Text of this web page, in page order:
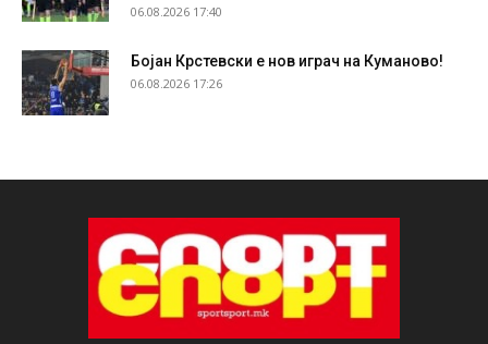
06.08.2026 17:40
Бојан Крстевски е нов играч на Куманово!
06.08.2026 17:26